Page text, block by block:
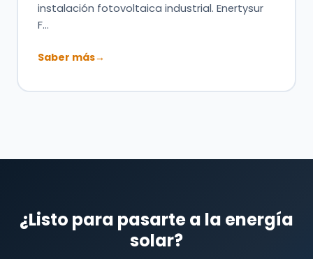
instalación fotovoltaica industrial. Enertysur
F…
Saber más→
¿Listo para pasarte a la energía
solar?